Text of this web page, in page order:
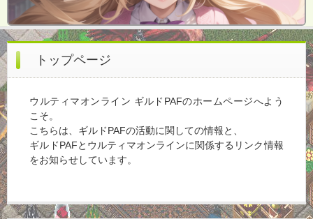
トップページ
ウルティマオンライン ギルドPAFのホームページへよう
こそ。
こちらは、ギルドPAFの活動に関しての情報と、
ギルドPAFとウルティマオンラインに関係するリンク情報
をお知らせしています。